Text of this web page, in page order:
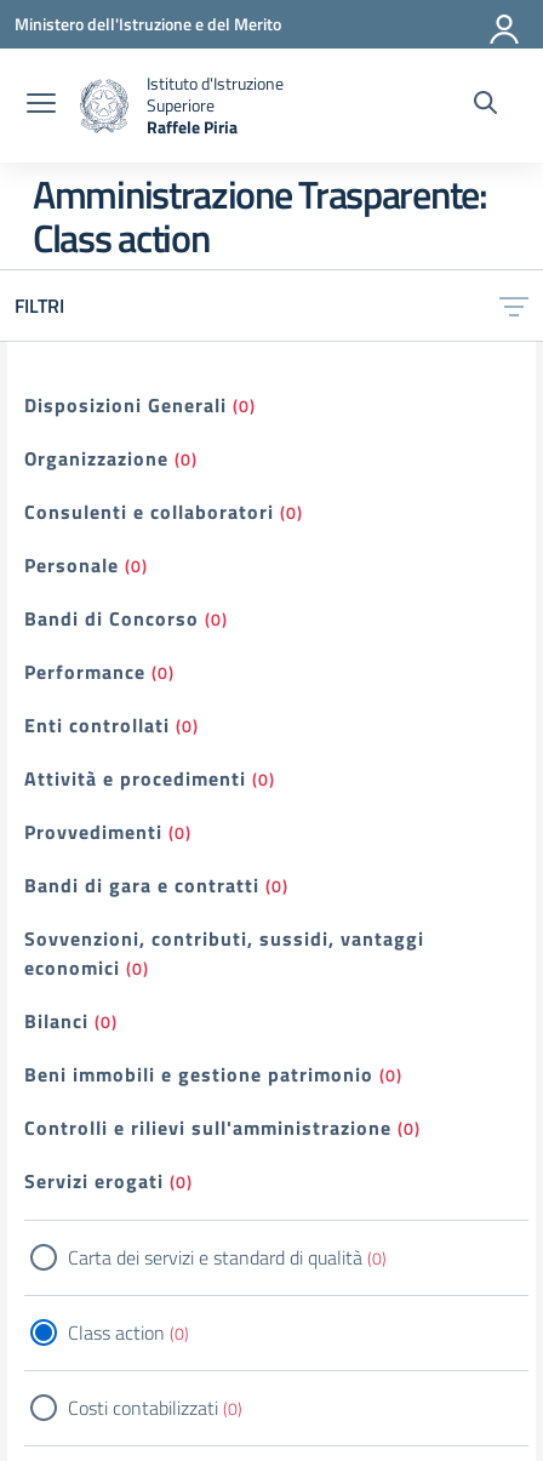
Vai ai contenuti
Vai al menu di navigazione
Vai al footer
Ministero dell'Istruzione e del Merito
Istituto d'Istruzione
Superiore
Raffele Piria
Amministrazione Trasparente:
Class action
FILTRI
Filtri
Disposizioni Generali (0)
Organizzazione (0)
Consulenti e collaboratori (0)
Personale (0)
Bandi di Concorso (0)
Performance (0)
Enti controllati (0)
Attività e procedimenti (0)
Provvedimenti (0)
Bandi di gara e contratti (0)
Sovvenzioni, contributi, sussidi, vantaggi
economici (0)
Bilanci (0)
Beni immobili e gestione patrimonio (0)
Controlli e rilievi sull'amministrazione (0)
Servizi erogati (0)
Carta dei servizi e standard di qualità(0)
Class action (0)
Costi contabilizzati(0)